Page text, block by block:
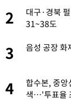
2
대구·경북
31~38도
3 음성 공장
4
합수본, 중앙
색…'투표율